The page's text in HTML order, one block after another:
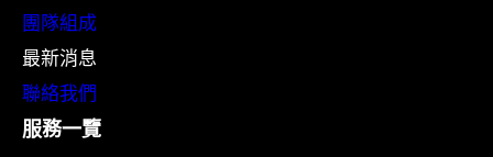
團隊組成
最新消息
聯絡我們
服務一覽